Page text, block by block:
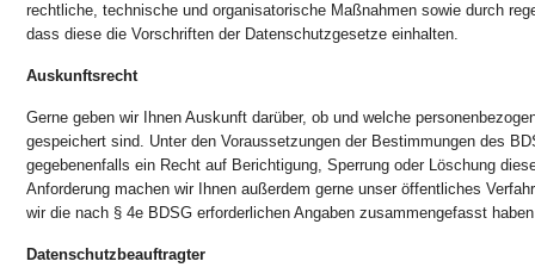
rechtliche, technische und organisatorische Maßnahmen sowie durch
dass diese die Vorschriften der Datenschutzgesetze einhalten.
Auskunftsrecht
Gerne geben wir Ihnen Auskunft darüber, ob und welche
gespeichert sind. Unter den Voraussetzungen der Bestimmungen des
gegebenenfalls ein Recht auf Berichtigung, Sperrung oder Löschung
Anforderung machen wir Ihnen außerdem gerne unser öffentliches
wir die nach § 4e BDSG erforderlichen Angaben zusammengefasst
Datenschutzbeauftragter